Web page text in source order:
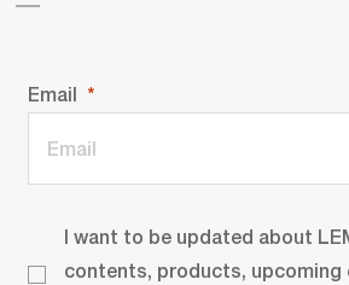
Email
I want to be updated about
contents, products, upcoming